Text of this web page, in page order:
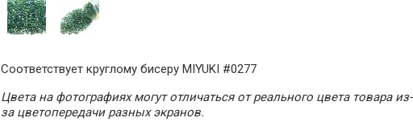
Соответствует круглому бисеру MIYUKI #0277
Цвета на фотографиях могут отличаться от реального цвета товара из-
за цветопередачи разных экранов.